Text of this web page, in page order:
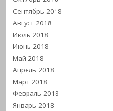
Сентябрь 2018
Август 2018
Июль 2018
Июнь 2018
Май 2018
Апрель 2018
Март 2018
Февраль 2018
Январь 2018